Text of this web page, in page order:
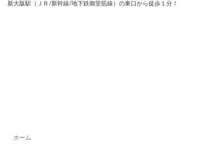
新大阪駅（ＪＲ/新幹線/地下鉄御堂筋線）の東口から徒歩１分！
ホーム